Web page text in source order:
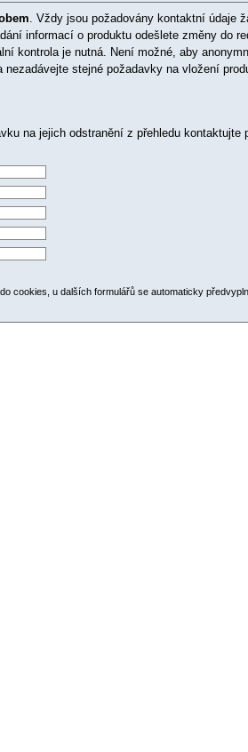
. Vždy jsou požadovány kontaktní údaje
informací o produktu odešlete změny do
kontrola je nutná. Není možné, aby
stejné požadavky na vložení
na jejich odstranění z přehledu kontaktujte
cookies, u dalších formulářů se automaticky